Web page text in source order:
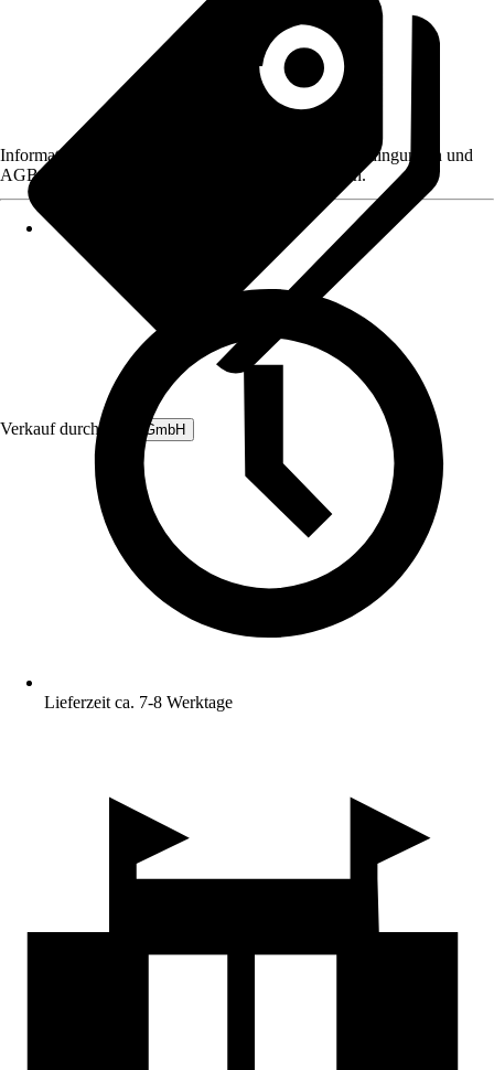
Verkauf durch: B&L GmbH
Informationen des Verkäufers, wie z. B. Rückgabebedingungen und
AGB, finden Sie bei Klick auf den Verkäufernamen.
Lieferzeit ca. 7-8 Werktage